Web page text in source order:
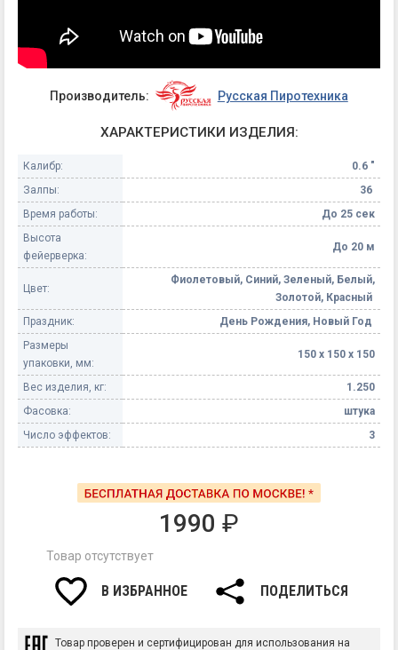
Производитель: Русская Пиротехника
ХАРАКТЕРИСТИКИ ИЗДЕЛИЯ:
Калибр:
0.6 "
Залпы:
36
Время работы:
До 25 сек
Высота
фейерверка:
До 20 м
Цвет:
Фиолетовый, Синий, Зеленый, Белый,
Золотой, Красный
Праздник:
День Рождения, Новый Год
Размеры
упаковки, мм:
150 х 150 х 150
Вес изделия, кг:
1.250
Фасовка:
штука
Число эффектов:
3
1990 ₽
Товар отсутствует
В ИЗБРАННОЕ ПОДЕЛИТЬСЯ
Товар проверен и сертифицирован для использования на